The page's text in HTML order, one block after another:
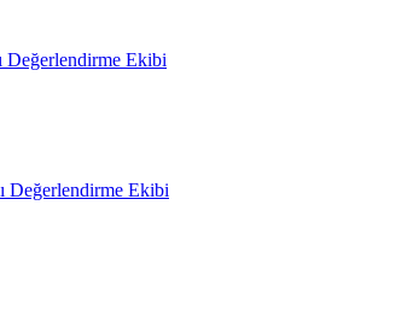
Değerlendirme Ekibi
Değerlendirme Ekibi